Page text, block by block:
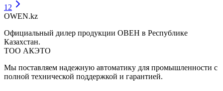
1 2
OWEN.kz
Официальный дилер продукции ОВЕН в Республике
Казахстан.
ТОО АКЭТО
Мы поставляем надежную автоматику для промышленности с
полной технической поддержкой и гарантией.